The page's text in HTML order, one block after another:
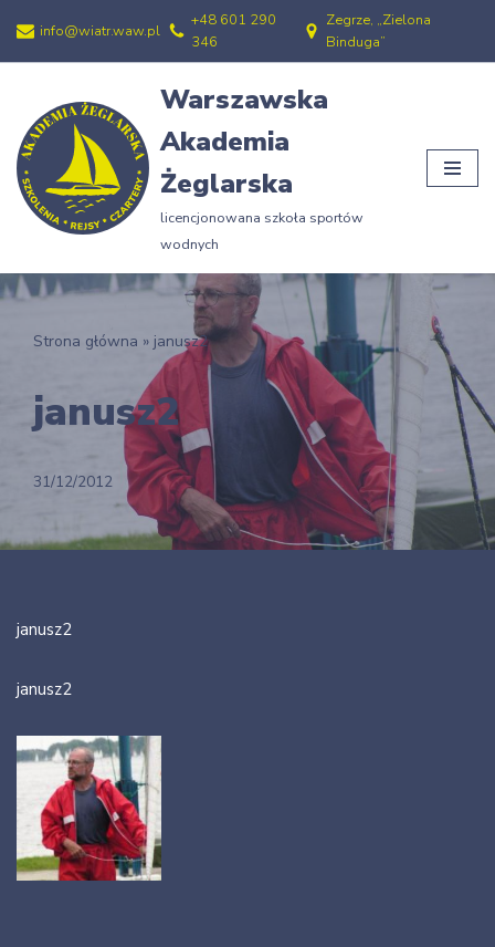
Przejdź
treści
info@wiatr.waw.pl
+48 601 290
346
Zegrze, „Zielona
Binduga”
Warszawska
Akademia
Żeglarska
licencjonowana szkoła sportów
wodnych
Strona główna » janusz2
janusz2
31/12/2012
janusz2
janusz2